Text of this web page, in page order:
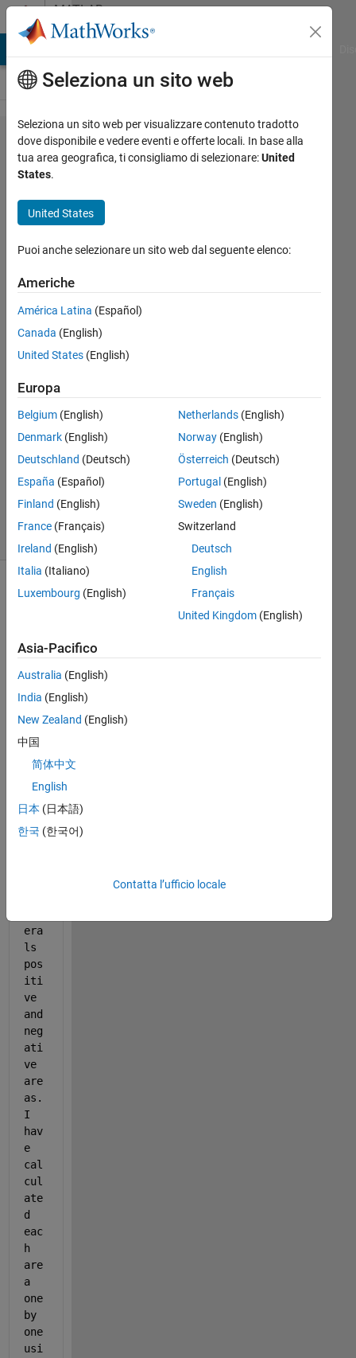
Vai al contenutoMATLAB
Answers
how to
use "for"
save
to an
array?
Arif
14 Dic
2021
1
Risposta
21 Dic
2021
4
Visualizzazioni
power.mat
hav
dat
a
era
ls
pos
iti
ve
and
neg
ati
ve
are
as.
I
hav
e
cal
cul
ate
d
eac
h
are
a
one
by
one
usi
Seleziona un sito web
Seleziona un sito web per visualizzare contenuto tradotto
dove disponibile e vedere eventi e offerte locali. In base alla
tua area geografica, ti consigliamo di selezionare:United
States.
United States
Puoi anche selezionare un sito web dal seguente elenco:
Americhe
América Latina (Español)
Canada (English)
United States (English)
Europa
Belgium (English)
Denmark (English)
Deutschland (Deutsch)
España (Español)
Finland (English)
France (Français)
Ireland (English)
Italia (Italiano)
Luxembourg (English)
Netherlands(English)
Norway(English)
Österreich (Deutsch)
Portugal (English)
Sweden (English)
Switzerland
Deutsch
English
Français
United Kingdom(English)
Asia-Pacifico
Australia (English)
India (English)
New Zealand (English)
中国
简体中文
English
日本 (日本語)
한국 (한국어)
Contatta l’ufficio locale